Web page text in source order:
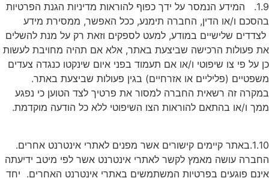
1.9. המידע הנמסר על ידך כפוף להוראות מדיניות הגנת הפרטיות
ו/או הדין, החברה תימנע, ככל האפשר, ממסירת מידע
שלישיים במודע, למעט לספקים וזאת רק על מנת להשלים
פעולות הרכישה שביצעת באתר, אלא אם תהיה מחויבת לעשות
על פי צו שיפוטי ו/או אם תעמוד בפני איום שינקטו כנגדה צעדים
(פליליים או אזרחיים) בגין פעולות שביצעת באתר.
זה רשאית החברה למסור את פרטיך לצד הטוען כי נפגע
ו/או בהתאם להוראות הצו השיפוטי ללא כל הודעה מוקדמת.
1.10.באתר קיימים קישורים אשר מפנים לאתרי אינטרנט אחרים.
עושה מאמץ לקשר לאתרי אינטרנט אשר לפי מיטב ידיעתה
פוגעים בפרטיות המשתמשים באתרי אינטרנט האחרים. יחד